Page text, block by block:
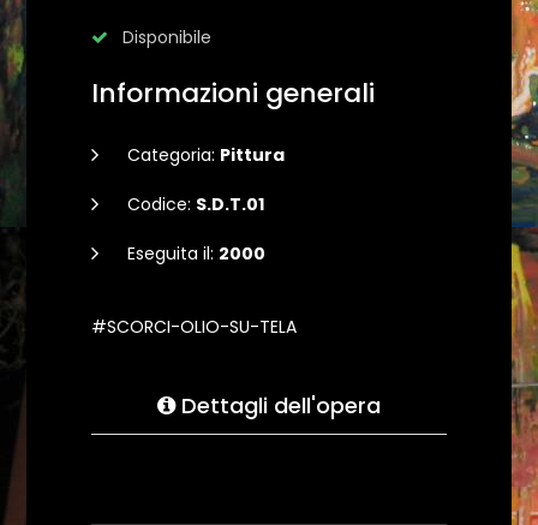
Disponibile
Informazioni generali
Categoria: Pittura
Codice: S.D.T.01
Eseguita il: 2000
#SCORCI-OLIO-SU-TELA
Dettagli dell'opera